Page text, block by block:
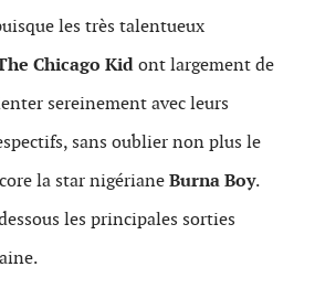
les très talentueux
Chicago Kidont largement de
sereinement avec leurs
sans oublier non plus le
la star nigérianeBurna Boy.
les principales sorties